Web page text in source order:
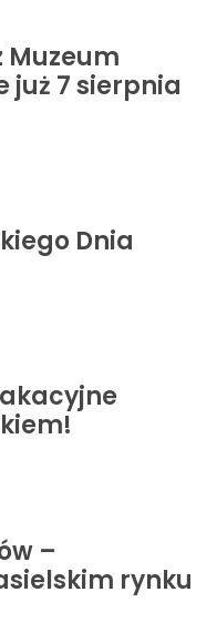
Muzeum
już 7 sierpnia
Dnia
–
rynku